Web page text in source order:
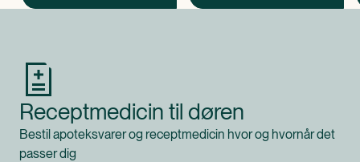
Receptmedicin til døren
Bestil apoteksvarer og receptmedicin hvor og hvornår det
passer dig